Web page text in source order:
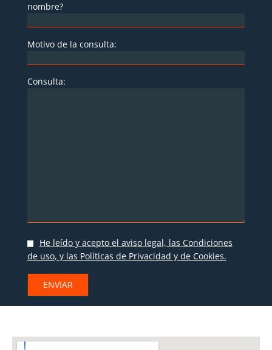
nombre?
Motivo de la consulta:
Consulta:
He leído y acepto el aviso legal, las Condiciones
de uso, y las Políticas de Privacidad y de Cookies.